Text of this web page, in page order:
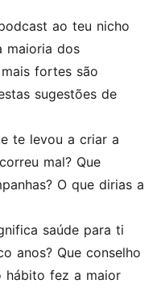
ao teu nicho
maioria dos
fortes são
sugestões de
te levou a criar a
mal? Que
O que dirias a
saúde para ti
anos? Que conselho
hábito fez a maior